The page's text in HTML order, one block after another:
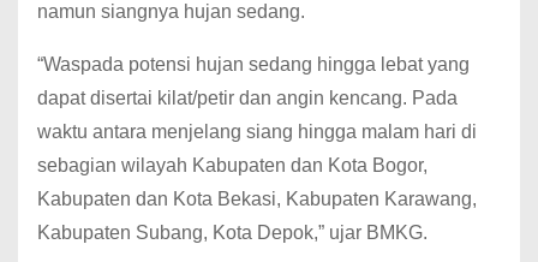
namun siangnya hujan sedang.
“Waspada potensi hujan sedang hingga lebat yang
dapat disertai kilat/petir dan angin kencang. Pada
waktu antara menjelang siang hingga malam hari di
sebagian wilayah Kabupaten dan Kota Bogor,
Kabupaten dan Kota Bekasi, Kabupaten Karawang,
Kabupaten Subang, Kota Depok,” ujar BMKG.